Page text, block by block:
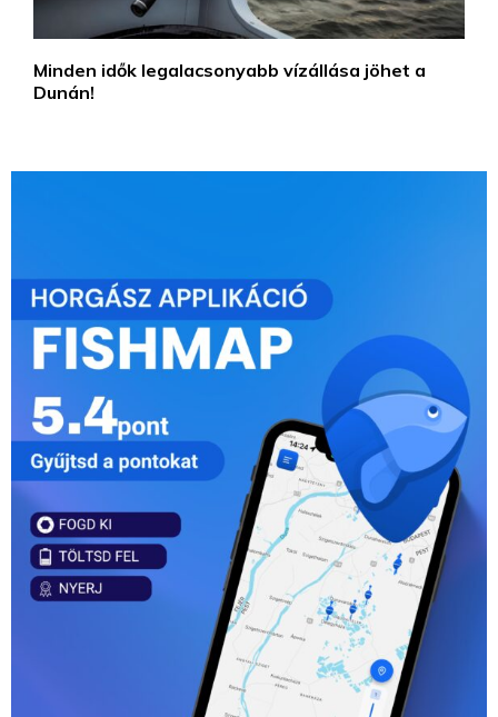
Minden idők legalacsonyabb vízállása jöhet a
Dunán!